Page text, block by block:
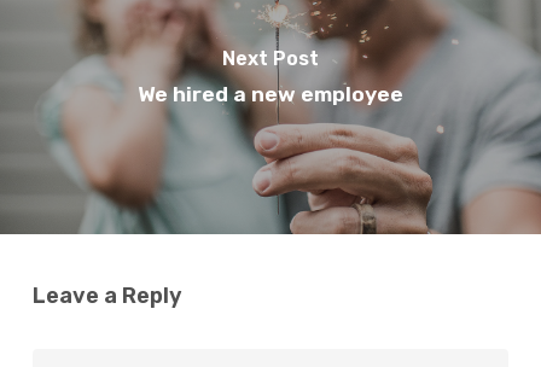
Next Post
We hired a new employee
Leave a Reply